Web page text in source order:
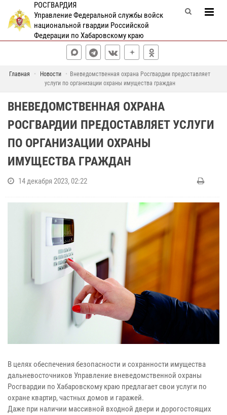
РОСГВАРДИЯ
Управление Федеральной службы войск
национальной гвардии Российской
Федерации по Хабаровскому краю
Главная Новости
Вневедомственная охрана Росгвардии предоставляет
услуги по организации охраны имущества граждан
ВНЕВЕДОМСТВЕННАЯ ОХРАНА
РОСГВАРДИИ ПРЕДОСТАВЛЯЕТ УСЛУГИ
ПО ОРГАНИЗАЦИИ ОХРАНЫ
ИМУЩЕСТВА ГРАЖДАН
14 декабря 2023, 02:22
В целях обеспечения безопасности и сохранности имущества
дальневосточников Управление вневедомственной охраны
Росгвардии по Хабаровскому краю предлагает свои услуги по
охране квартир, частных домов и гаражей.
Даже при наличии массивной входной двери и дорогостоящих